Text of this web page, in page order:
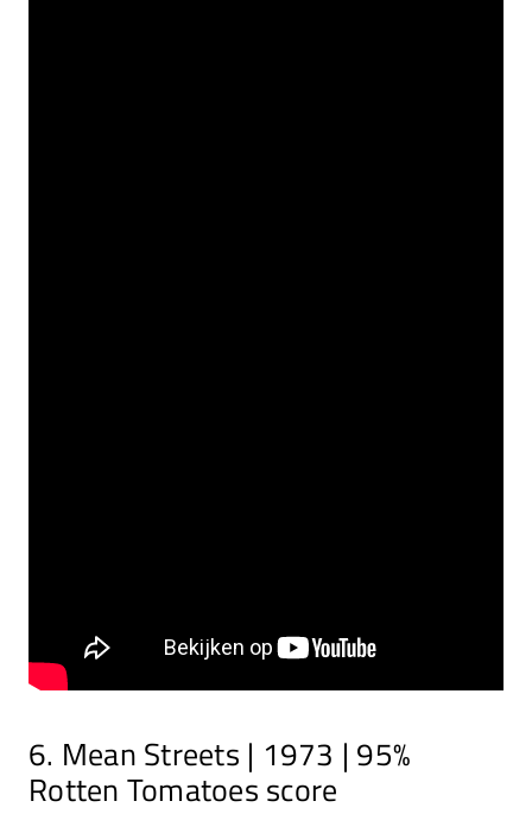
6. Mean Streets | 1973 | 95%
Rotten Tomatoes score